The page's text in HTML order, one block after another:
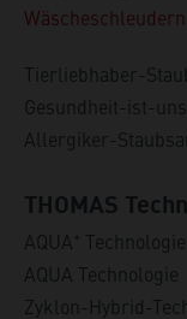
Wäscheschleudern
Tierliebhaber-
Gesundheit-ist-
Allergiker-
THOMAS
AQUA + Technologie
AQUA Technologie
Zyklon-Hybrid-